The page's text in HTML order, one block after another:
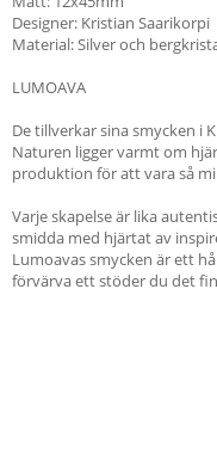
Designer: Kristian Saarikorpi
Material: Silver och
LUMOAVA
De tillverkar sina smycken i
Naturen ligger varmt om
produktion för att vara så
Varje skapelse är lika
smidda med hjärtat av
Lumoavas smycken är ett
förvärva ett stöder du det